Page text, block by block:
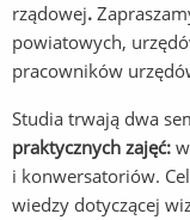
rządowej.
powiatowych,
pracowników
Studia trwają dwa
praktycznych zajęć:
i konwersatoriów.
wiedzy dotyczącej